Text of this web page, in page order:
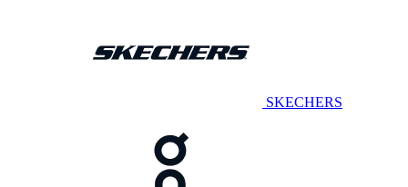
SKECHERS